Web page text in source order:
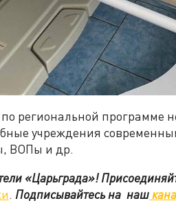
региональной программе
учреждения
ВОПы и др.
«Царьграда»!
. Подписывайтесь на наш